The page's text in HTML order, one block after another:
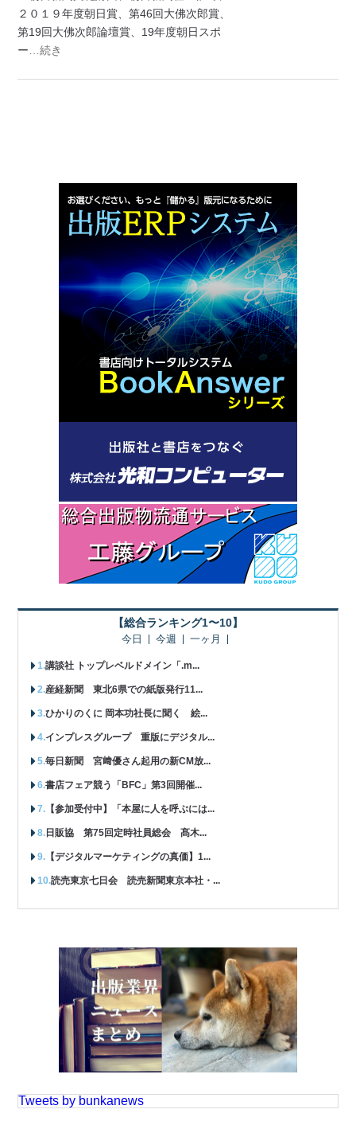
２０１９年度朝日賞、第46回大佛次郎賞、
第19回大佛次郎論壇賞、19年度朝日スポ
ー …続き
【総合ランキング1〜10】
今日 今週 一ヶ月
講談社 トップレベルドメイン「.m...
産経新聞 東北6県での紙版発行11...
ひかりのくに 岡本功社長に聞く 絵...
インプレスグループ 重版にデジタル...
毎日新聞 宮﨑優さん起用の新CM放...
書店フェア競う「BFC」第3回開催...
【参加受付中】「本屋に人を呼ぶには...
日販協 第75回定時社員総会 髙木...
【デジタルマーケティングの真価】1...
読売東京七日会 読売新聞東京本社・...
Tweets by bunkanews